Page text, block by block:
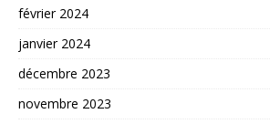
février 2024
janvier 2024
décembre 2023
novembre 2023